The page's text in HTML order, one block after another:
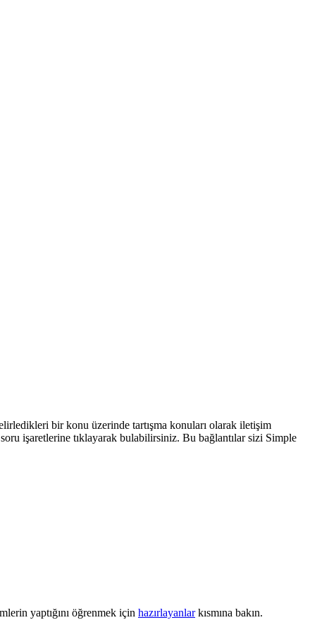
bir konu üzerinde tartışma konuları olarak iletişim
işaretlerine tıklayarak bulabilirsiniz. Bu bağlantılar sizi Simple
yaptığını öğrenmek için hazırlayanlarkısmına bakın.